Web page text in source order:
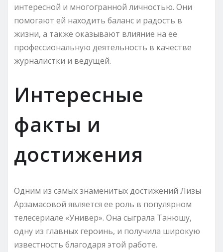
интересной и многогранной личностью. Они
помогают ей находить баланс и радость в
жизни, а также оказывают влияние на ее
профессиональную деятельность в качестве
журналистки и ведущей.
Интересные
факты и
достижения
Одним из самых знаменитых достижений Лизы
Арзамасовой является ее роль в популярном
телесериале «Универ». Она сыграла Танюшу,
одну из главных героинь, и получила широкую
известность благодаря этой работе.